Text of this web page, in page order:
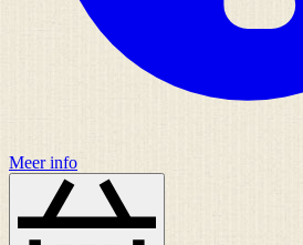
Meer info